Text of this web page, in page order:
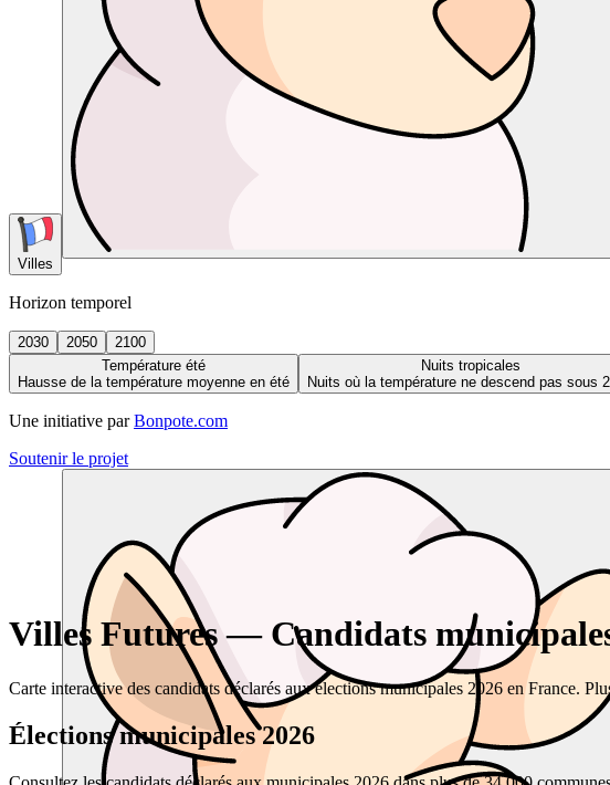
Villes
Horizon temporel
2030 2050
2100
Température été
Hausse de la température moyenne en été
Nuits tropicales
Nuits où la température ne descend pas sous
Une initiative par Bonpote.com
Soutenir le projet
Villes Futures — Candidats
Carte interactive des candidats déclarés aux élections municipales 2026 en France.
Élections municipales 2026